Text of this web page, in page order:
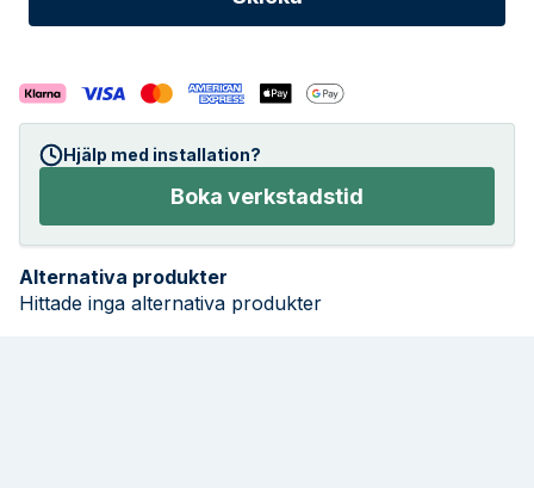
Hjälp med installation?
Boka verkstadstid
Alternativa produkter
Hittade inga alternativa produkter